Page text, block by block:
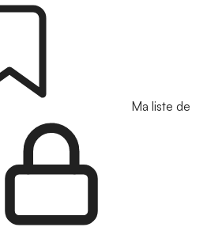
Ma liste de